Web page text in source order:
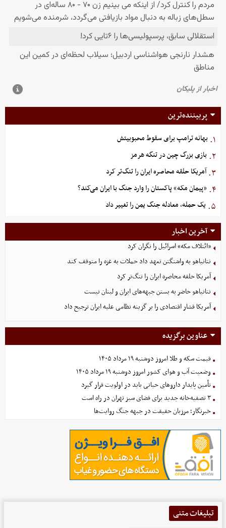
پربیننده‌ترین
۱. بهانه ترامپ برای سقوط محبوبیتش
۲. بازی بزرگ چین در تنگه هرمز
۳. آمریکا حلقه محاصره ایران را تنگ‌تر کرد
۴. «پیمان مکه» پاکستان را وارد جنگ با ایران می‌کند؟
۵. یک حمله، معادله جنگ یمن را تغییر داد
آخرین اخبار
«ائتلاف مکه» اسرائیل را نگران کرد
نتانیاهو به واشنگتن تعهد داد حملات به غزه را متوقف کند
آمریکا حلقه محاصره ایران را تنگ‌تر کرد
نتانیاهو حاضر به بستن جبهه‌های ایران و لبنان نیست
آمریکا فشار اقتصادی را بر گزینه نظامی علیه ایران ترجیح داد
عناوین برگزیده
قیمت سکه و طلا امروز دوشنبه ۱۹ مرداد ۱۴۰۵
وضعیت آب و هوای کشور امروز دوشنبه ۱۹ مرداد ۱۴۰۵
تأمین پایدار داروهای حیاتی باید در اولویت قرار گیرد
۳ تصفیه‌خانه جدید برای فضای سبز تهران در راه است
خبرنگار؛ مرزبان حقیقت در جبهه جنگ روایت‌ها
تبلیغات متنی